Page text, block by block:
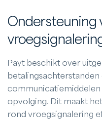
Ondersteuning
Payt beschikt over
opvolging. Dit maakt
rond vroegsignalering